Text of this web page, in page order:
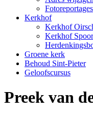
Fotoreportages
Kerkhof
Kerkhof
Kerkhof
Groene kerk
Behoud Sint-Pieter
Geloofscursus
Preek van